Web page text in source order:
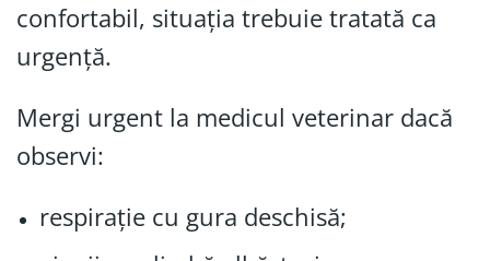
confortabil, situația trebuie tratată ca
urgență.
Mergi urgent la medicul veterinar dacă
observi:
respirație cu gura deschisă;